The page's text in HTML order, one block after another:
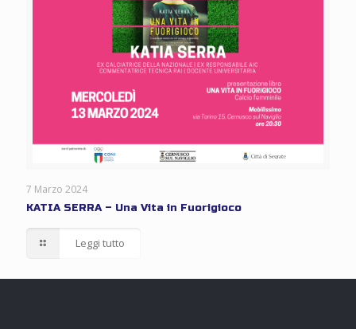
7 Marzo 2024
KATIA SERRA – Una Vita in Fuorigioco
Leggi tutto